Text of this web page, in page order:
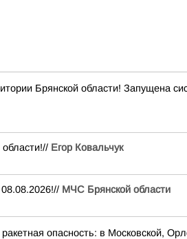
Брянской области! Запущена
Егор Ковальчук
МЧС Брянской области
опасность: в Московской,